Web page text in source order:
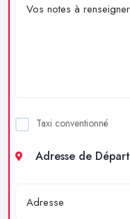
Taxi conventionné
Adresse de Départ